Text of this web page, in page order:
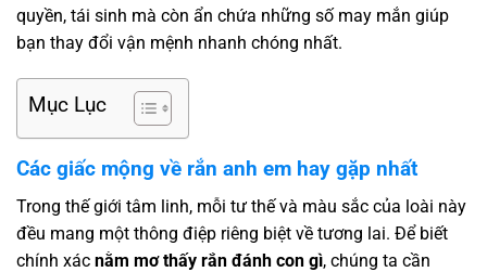
quyền, tái sinh mà còn ẩn chứa những số may mắn giúp
bạn thay đổi vận mệnh nhanh chóng nhất.
Mục Lục
Các giấc mộng về rắn anh em hay gặp nhất
Trong thế giới tâm linh, mỗi tư thế và màu sắc của loài này
đều mang một thông điệp riêng biệt về tương lai. Để biết
chính xác nằm mơ thấy rắn đánh con gì, chúng ta cần